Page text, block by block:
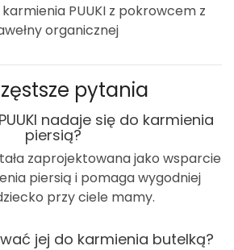
PUUKI z pokrowcem z
organicznej
pytania
nadaje się do karmienia
piersią?
zaprojektowana jako wsparcie
piersią i pomaga wygodniej
przy ciele mamy.
jej do karmienia butelką?